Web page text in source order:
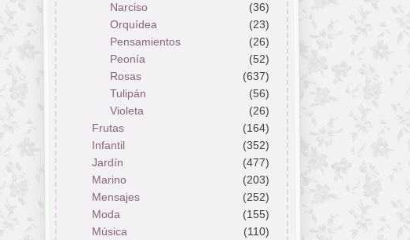
Narciso
(36)
Orquídea
(23)
Pensamientos
(26)
Peonía
(52)
Rosas
(637)
Tulipán
(56)
Violeta
(26)
Frutas
(164)
Infantil
(352)
Jardín
(477)
Marino
(203)
Mensajes
(252)
Moda
(155)
Música
(110)